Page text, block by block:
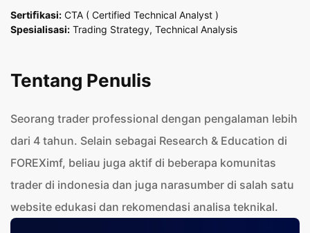
Sertiﬁkasi: CTA ( Certified Technical Analyst )
Spesialisasi: Trading Strategy, Technical Analysis
Tentang Penulis
Seorang trader professional dengan pengalaman lebih
dari 4 tahun. Selain sebagai Research & Education di
FOREXimf, beliau juga aktif di beberapa komunitas
trader di indonesia dan juga narasumber di salah satu
website edukasi dan rekomendasi analisa teknikal.